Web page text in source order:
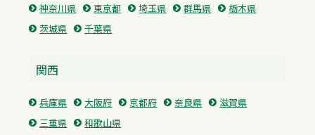
神奈川県 東京都 埼玉県 群馬県
栃木県
茨城県
千葉県
関西
兵庫県 大阪府 京都府 奈良県
滋賀県
三重県
和歌山県